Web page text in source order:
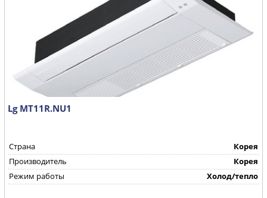
Lg MT11R.NU1
Страна
Корея
Производитель
Корея
Режим работы
Холод/тепло